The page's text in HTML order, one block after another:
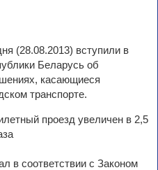
(28.08.2013) вступили в
Беларусь об
касающиеся
транспорте.
в соответствии с Законом